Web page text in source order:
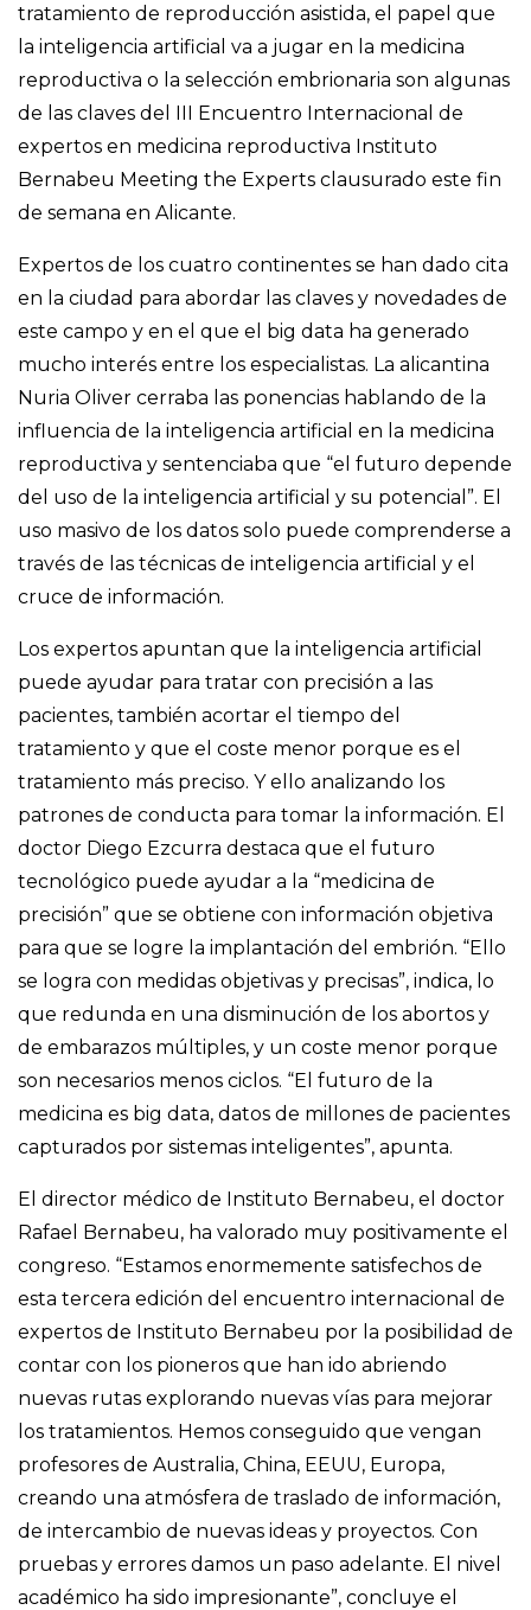
tratamiento de reproducción asistida, el papel que
la inteligencia artificial va a jugar en la medicina
reproductiva o la selección embrionaria son algunas
de las claves del III Encuentro Internacional de
expertos en medicina reproductiva Instituto
Bernabeu Meeting the Experts clausurado este fin
de semana en Alicante.
Expertos de los cuatro continentes se han dado cita
en la ciudad para abordar las claves y novedades de
este campo y en el que el big data ha generado
mucho interés entre los especialistas. La alicantina
Nuria Oliver cerraba las ponencias hablando de la
influencia de la inteligencia artificial en la medicina
reproductiva y sentenciaba que “el futuro depende
del uso de la inteligencia artificial y su potencial”. El
uso masivo de los datos solo puede comprenderse a
través de las técnicas de inteligencia artificial y el
cruce de información.
Los expertos apuntan que la inteligencia artificial
puede ayudar para tratar con precisión a las
pacientes, también acortar el tiempo del
tratamiento y que el coste menor porque es el
tratamiento más preciso. Y ello analizando los
patrones de conducta para tomar la información. El
doctor Diego Ezcurra destaca que el futuro
tecnológico puede ayudar a la “medicina de
precisión” que se obtiene con información objetiva
para que se logre la implantación del embrión. “Ello
se logra con medidas objetivas y precisas”, indica, lo
que redunda en una disminución de los abortos y
de embarazos múltiples, y un coste menor porque
son necesarios menos ciclos. “El futuro de la
medicina es big data, datos de millones de pacientes
capturados por sistemas inteligentes”, apunta.
El director médico de Instituto Bernabeu, el doctor
Rafael Bernabeu, ha valorado muy positivamente el
congreso. “Estamos enormemente satisfechos de
esta tercera edición del encuentro internacional de
expertos de Instituto Bernabeu por la posibilidad de
contar con los pioneros que han ido abriendo
nuevas rutas explorando nuevas vías para mejorar
los tratamientos. Hemos conseguido que vengan
profesores de Australia, China, EEUU, Europa,
creando una atmósfera de traslado de información,
de intercambio de nuevas ideas y proyectos. Con
pruebas y errores damos un paso adelante. El nivel
académico ha sido impresionante”, concluye el